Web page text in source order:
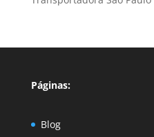
Páginas:
Blog